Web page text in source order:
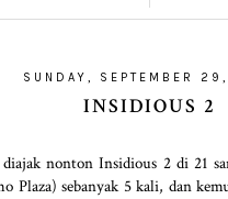
SUNDAY, SEPTEMBER
INSIDIOUS 2
nonton Insidious 2 di 21
sebanyak 5 kali, dan